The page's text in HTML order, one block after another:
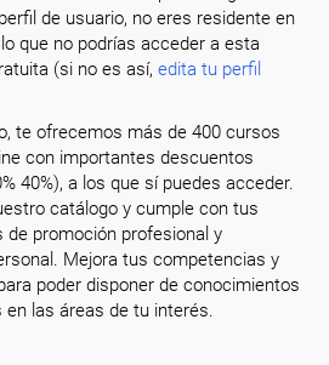
de usuario, no eres residente en
que no podrías acceder a esta
(si no es así,edita tu perfil
te ofrecemos más de 400 cursos
con importantes descuentos
40%), a los que sí puedes acceder.
catálogo y cumple con tus
de promoción profesional y
Mejora tus competencias y
poder disponer de conocimientos
en las áreas de tu interés.